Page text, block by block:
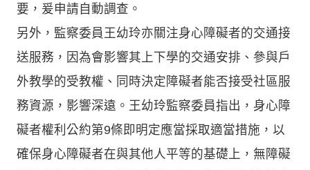
要，爰申請自動調查。
另外，監察委員王幼玲亦關注身心障礙者的交通接
送服務，因為會影響其上下學的交通安排、參與戶
外教學的受教權、同時決定障礙者能否接受社區服
務資源，影響深遠。王幼玲監察委員指出，身心障
礙者權利公約第9條即明定應當採取適當措施，以
確保身心障礙者在與其他人平等的基礎上，無障礙